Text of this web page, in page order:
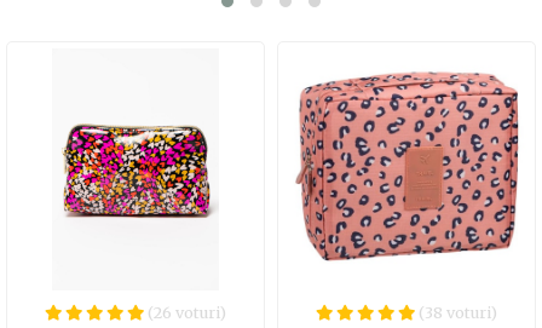
de locul în care te afli. Așadar, surprinde-ți prietena,
călătorie și lasă-o să se bucure de confort și eleganță în
călătoriile ei! Simplu, practic și plin de stil - acest cadou
va fi cu siguranță un hit și va aduce un zâmbet pe fața
oricărei femei.
(26 voturi) (38 voturi)